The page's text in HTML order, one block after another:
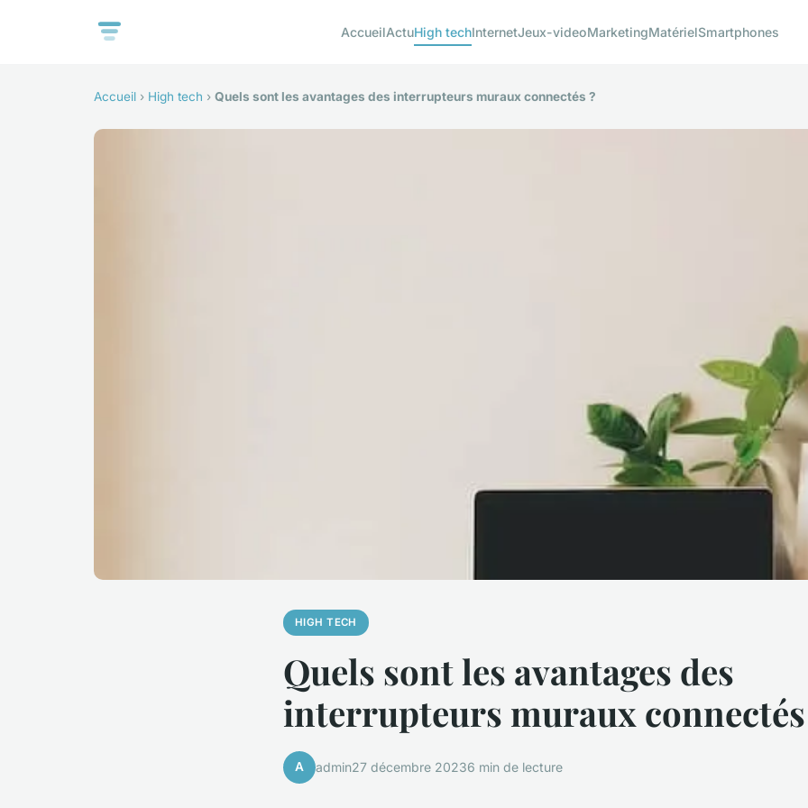
AccueilActuHigh techInternetJeux-videoMarketingMatérielSmartphones
Accueil › High tech › Quels sont les avantages des interrupteurs muraux connectés ?
HIGH TECH
Quels sont les avantages des
interrupteurs muraux
A admin27 décembre 20236 min de lecture